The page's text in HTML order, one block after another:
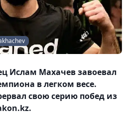
Ислам Махачев завоевал
в легком весе.
свою серию побед из